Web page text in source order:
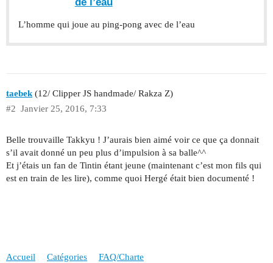
L’homme qui joue au ping-pong avec de l’eau
taebek(12/ Clipper JS handmade/ Rakza Z)
Janvier 25, 2016, 7:33
#2
Belle trouvaille Takkyu ! J’aurais bien aimé voir ce que ça donnait
s’il avait donné un peu plus d’impulsion à sa balle^^
Et j’étais un fan de Tintin étant jeune (maintenant c’est mon fils qui
est en train de les lire), comme quoi Hergé était bien documenté !
Accueil Catégories FAQ/Charte